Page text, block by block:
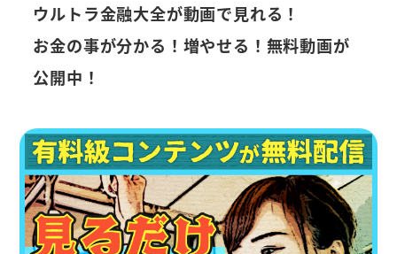
ウルトラ金融大全が動画で見れる！
お金の事が分かる！増やせる！無料動画が
公開中！